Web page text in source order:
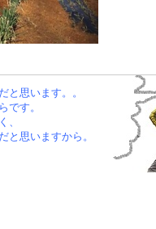
と思います。。
です。
、
と思いますから。